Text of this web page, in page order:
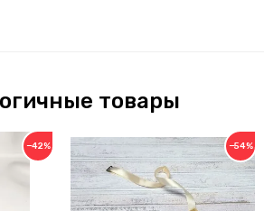
товары
−42% −54%